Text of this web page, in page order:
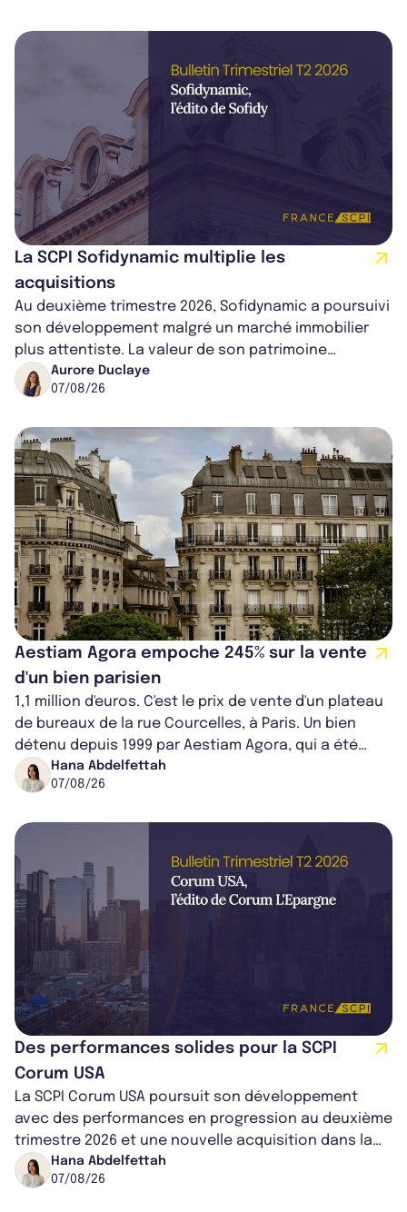
La SCPI Sofidynamic multiplie les
acquisitions
Au deuxième trimestre 2026, Sofidynamic a poursuivi
son développement malgré un marché immobilier
plus attentiste. La valeur de son patrimoine
progresse de 3,8% à périmètre constan...
Aurore Duclaye
07/08/26
Aestiam Agora empoche 245% sur la vente
d'un bien parisien
1,1 million d'euros. C'est le prix de vente d'un plateau
de bureaux de la rue Courcelles, à Paris. Un bien
détenu depuis 1999 par Aestiam Agora, qui a été
cédé avec une plus-value...
Hana Abdelfettah
07/08/26
Des performances solides pour la SCPI
Corum USA
La SCPI Corum USA poursuit son développement
avec des performances en progression au deuxième
trimestre 2026 et une nouvelle acquisition dans la
région de Chicago. Entre hausse de...
Hana Abdelfettah
07/08/26